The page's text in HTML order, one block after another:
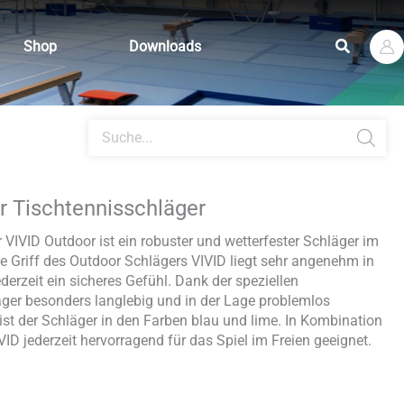
Shop Downloads Suchen
search
Tischtennisschläger
VIVID Outdoor ist ein robuster und wetterfester Schläger im
Griff des Outdoor Schlägers VIVID liegt sehr angenehm in
ein sicheres Gefühl. Dank der speziellen
besonders langlebig und in der Lage problemlos
der Schläger in den Farben blau und lime. In Kombination
jederzeit hervorragend für das Spiel im Freien geeignet.